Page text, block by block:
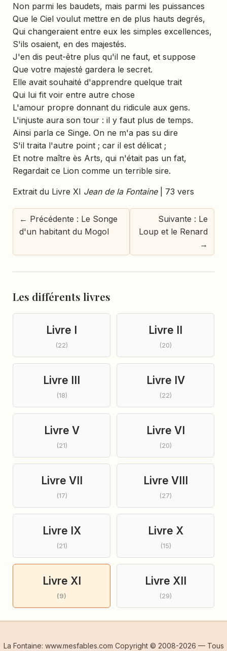
Non parmi les baudets, mais parmi les puissances
Que le Ciel voulut mettre en de plus hauts degrés,
Qui changeraient entre eux les simples excellences,
S'ils osaient, en des majestés.
J'en dis peut-être plus qu'il ne faut, et suppose
Que votre majesté gardera le secret.
Elle avait souhaité d'apprendre quelque trait
Qui lui fit voir entre autre chose
L'amour propre donnant du ridicule aux gens.
L'injuste aura son tour : il y faut plus de temps.
Ainsi parla ce Singe. On ne m'a pas su dire
S'il traita l'autre point ; car il est délicat ;
Et notre maître ès Arts, qui n'était pas un fat,
Regardait ce Lion comme un terrible sire.
Extrait du Livre XI Jean de la Fontaine| 73 vers
← Précédente : Le Songe
d'un habitant du Mogol
Suivante : Le
Loup et le Renard
→
Les différents livres
Livre I
(22)
Livre II
(20)
Livre III
(18)
Livre IV
(22)
Livre V
(21)
Livre VI
(20)
Livre VII
(17)
Livre VIII
(27)
Livre IX
(21)
Livre X
(15)
Livre XI
(9)
Livre XII
(29)
La Fontaine: www.mesfables.com Copyright © 2008-2026 — Tous